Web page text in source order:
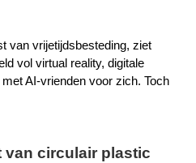
van vrijetijdsbesteding, ziet
vol virtual reality, digitale
AI-vrienden voor zich. Toch
van circulair plastic